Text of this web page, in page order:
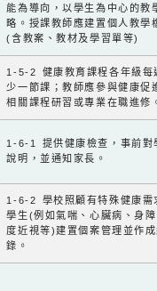
能為導向，以學生為中心的教
略。授課教師應建置個人教學
(含教案、教材及學習單等)
1-5-2 健康教育課程各年級每
少一節課；教師應參與健康促
相關課程研習或專業在職進修
1-6-1 提供健康檢查，事前對
說明，並通知家長。
1-6-2 學校照顧有特殊健康需
學生(例如氣喘、心臟病、身
度近視等)建置個案管理並作
錄。